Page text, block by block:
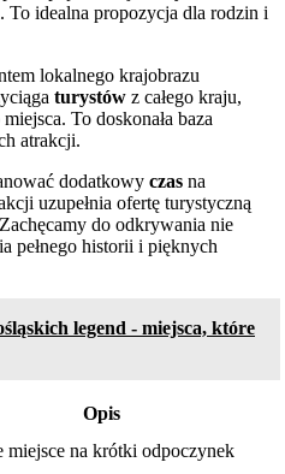
To idealna propozycja dla rodzin i
lokalnego krajobrazu
turystów z całego kraju,
To doskonała baza
atrakcji.
dodatkowy czas na
uzupełnia ofertę turystyczną
do odkrywania nie
pełnego historii i pięknych
legend - miejsca, które
Opis
na krótki odpoczynek